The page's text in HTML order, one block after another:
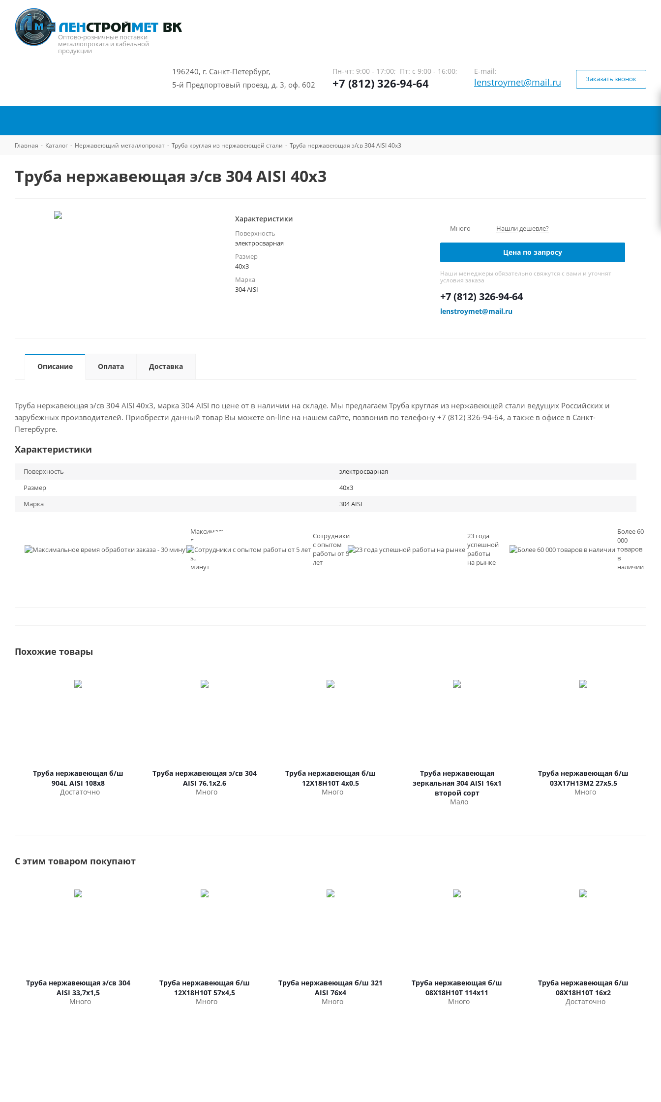
Оптово-розничные поставки
металлопроката и кабельной
продукции
196240, г. Санкт-Петербург,
5-й Предпортовый проезд, д. 3, оф. 602
Пн-чт: 9:00 - 17:00; Пт: с 9:00 - 16:00;
+7 (812) 326-94-64
E-mail:
lenstroymet@mail.ru Заказать звонок
Главная - Каталог - Нержавеющий металлопрокат - Труба круглая из нержавеющей стали - Труба нержавеющая э/св 304 AISI 40х3
Труба нержавеющая э/св 304 AISI 40х3
Характеристики
Поверхность
электросварная
Размер
40х3
Марка
304 AISI
Много Нашли дешевле?
Цена по запросу
Наши менеджеры обязательно свяжутся с вами и уточнят
условия заказа
+7 (812) 326-94-64
lenstroymet@mail.ru
Описание Оплата Доставка
Труба нержавеющая э/св 304 AISI 40х3, марка 304 AISI по цене от в наличии на складе. Мы предлагаем Труба круглая из нержавеющей стали ведущих Российских и
зарубежных производителей. Приобрести данный товар Вы можете on-line на нашем сайте, позвонив по телефону +7 (812) 326-94-64, а также в офисе в Санкт-
Петербурге.
Характеристики
Поверхность
электросварная
Размер
40х3
Марка
304 AISI
Максимальное
время
обработки
заказа - 30
минут
Сотрудники
с опытом
работы от 5
лет
23 года
успешной
работы
на рынке
Более 60
000
товаров
в
наличии
Похожие товары
Труба нержавеющая б/ш
904L AISI 108х8
Достаточно
Труба нержавеющая э/св 304
AISI 76,1х2,6
Много
Труба нержавеющая б/ш
12Х18Н10Т 4х0,5
Много
Труба нержавеющая
зеркальная 304 AISI 16х1
второй сорт
Мало
Труба нержавеющая б/ш
03Х17Н13М2 27х5,5
Много
С этим товаром покупают
Труба нержавеющая э/св 304
AISI 33,7х1,5
Много
Труба нержавеющая б/ш
12Х18Н10Т 57х4,5
Много
Труба нержавеющая б/ш 321
AISI 76х4
Много
Труба нержавеющая б/ш
08Х18Н10Т 114х11
Много
Труба нержавеющая б/ш
08Х18Н10Т 16х2
Достаточно